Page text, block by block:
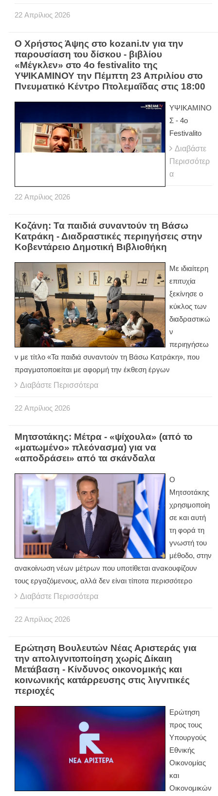
22 Απρίλιος 2026
Ο Χρήστος Άψης στο kozani.tv για την
παρουσίαση του δίσκου - βιβλίου
«Μέγκλεν» στο 4ο festivalito της
ΥΨΙΚΑΜΙΝΟΥ την Πέμπτη 23 Απριλίου στο
Πνευματικό Κέντρο Πτολεμαΐδας στις 18:00
ΥΨΙΚΑΜΙΝΟ
Σ - 4ο
Festivalito
Διαβάστε
Περισσότερ
α
22 Απρίλιος 2026
Κοζάνη: Τα παιδιά συναντούν τη Βάσω
Κατράκη - Διαδραστικές περιηγήσεις στην
Κοβεντάρειο Δημοτική Βιβλιοθήκη
Με ιδιαίτερη
επιτυχία
ξεκίνησε ο
κύκλος των
διαδραστικώ
ν
περιηγήσεω
ν με τίτλο «Τα παιδιά συναντούν τη Βάσω Κατράκη», που
πραγματοποιείται με αφορμή την έκθεση έργων
Διαβάστε Περισσότερα
22 Απρίλιος 2026
Μητσοτάκης: Μέτρα - «ψίχουλα» (από το
«ματωμένο» πλεόνασμα) για να
«αποδράσει» από τα σκάνδαλα
Ο
Μητσοτάκης
χρησιμοποίη
σε και αυτή
τη φορά τη
γνωστή του
μέθοδο, στην
ανακοίνωση νέων μέτρων που υποτίθεται ανακουφίζουν
τους εργαζόμενους, αλλά δεν είναι τίποτα περισσότερο
Διαβάστε Περισσότερα
22 Απρίλιος 2026
Ερώτηση Βουλευτών Νέας Αριστεράς για
την απολιγνιτοποίηση χωρίς Δίκαιη
Μετάβαση - Κίνδυνος οικονομικής και
κοινωνικής κατάρρευσης στις λιγνιτικές
περιοχές
Ερώτηση
προς τους
Υπουργούς
Εθνικής
Οικονομίας
και
Οικονομικών